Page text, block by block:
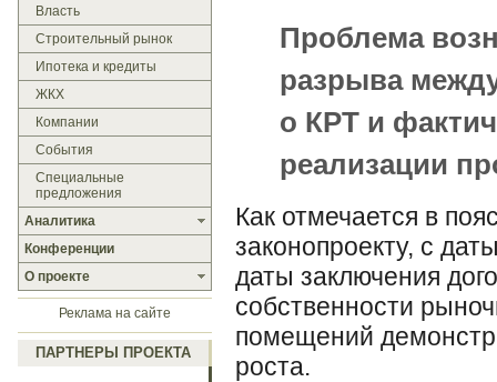
Власть
Строительный рынок
Ипотека и кредиты
ЖКХ
Компании
События
Специальные
предложения
Аналитика
Конференции
О проекте
Реклама на сайте
ПАРТНЕРЫ ПРОЕКТА
Проблема
разрыва
о КРТ и
реализации
Как отмечается в
законопроекту, с
даты заключения
собственности
помещений
роста.